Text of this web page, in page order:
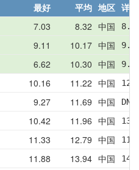
最好 平均 地区 详情
7.03 8.32 中国
9.11 10.17 中国
6.62 10.30 中国
10.16 11.22 中国
9.27 11.69 中国
10.42 11.96 中国
11.33 12.79 中国
11.88 13.94 中国